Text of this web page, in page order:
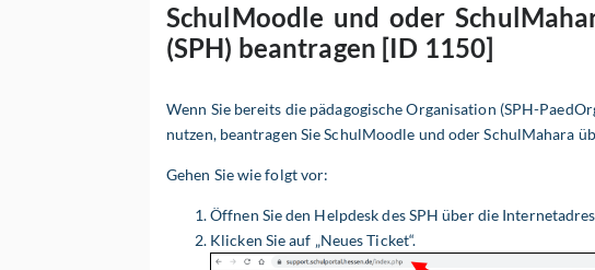
SchulMoodle und oder
(SPH) beantragen [ID 1150]
Wenn Sie bereits die pädagogische Organisation (SPH-
nutzen, beantragen Sie SchulMoodle und oder SchulMahara
Gehen Sie wie folgt vor:
Öffnen Sie den Helpdesk des SPH über die
Klicken Sie auf „Neues Ticket“.